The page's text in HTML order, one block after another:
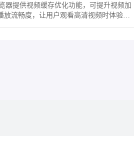
器提供视频缓存优化功能，可提升视频加
放流畅度，让用户观看高清视频时体验更